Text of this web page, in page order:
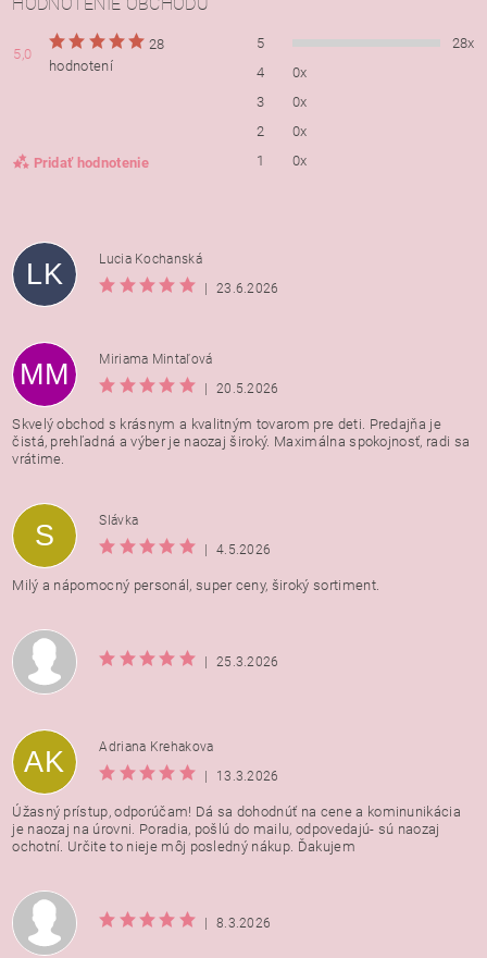
5,0
28
hodnotení
Pridať hodnotenie
5
28x
4
0x
3
0x
2
0x
1
0x
Vložením hodnotenie súhlasíte s
osobných údajov
LK
Lucia Kochanská
|
23.6.2026
MM
Miriama Mintaľová
|
20.5.2026
Skvelý obchod s krásnym a kvalitným tovarom pre deti. Predajňa je
čistá, prehľadná a výber je naozaj široký. Maximálna spokojnosť, radi sa
vrátime.
S
Slávka
|
4.5.2026
Milý a nápomocný personál, super ceny, široký sortiment.
| 25.3.2026
AK
Adriana Krehakova
|
13.3.2026
Úžasný prístup, odporúčam! Dá sa dohodnúť na cene a kominunikácia
je naozaj na úrovni. Poradia, pošlú do mailu, odpovedajú- sú naozaj
ochotní. Určite to nieje môj posledný nákup. Ďakujem
| 8.3.2026